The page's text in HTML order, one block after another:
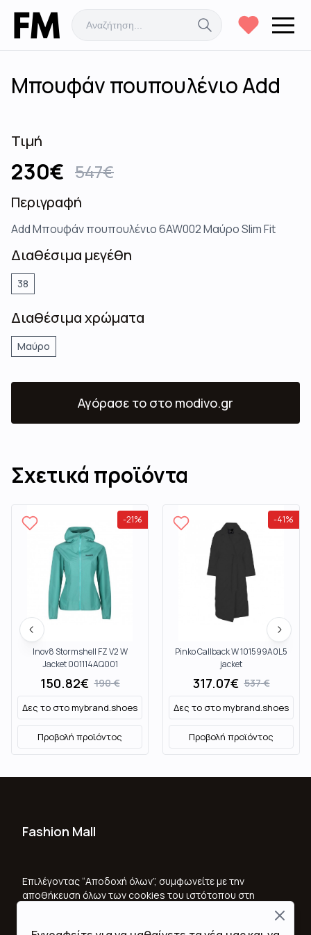
Επιλέγοντας “Αποδοχή όλων”, συμφωνείτε με την
αποθήκευση όλων των cookies του ιστότοπου στη
Close
Μπουφάν πουπουλένιο Add
Τιμή
230€ 547€
Περιγραφή
Add Μπουφάν πουπουλένιο 6AW002 Μαύρο Slim Fit
Διαθέσιμα μεγέθη
38
Διαθέσιμα χρώματα
Μαύρο
Αγόρασε το στο modivo.gr
Σχετικά προϊόντα
-21%
Inov8 Stormshell FZ V2 W
Jacket 001114AQ001
150.82€ 190€
Δες το στοmybrand.shoes
Προβολή προϊόντος
-41%
Pinko Callback W 101599A0L5
jacket
317.07€ 537€
Δες το στοmybrand.shoes
Προβολή προϊόντος
Fashion Mall
Όροι Χρήσης & Προϋποθέσεις
Πολιτική Απορρήτου